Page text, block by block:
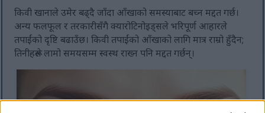
किवी खानाले उमेर बढ्दै जाँदा आँखाको समस्याबाट बच्न मद्दत गर्छ।
अन्य फलफूल र तरकारीसँगै क्यारोटिनोइड्सले भरिपूर्ण आहारले
तपाईंको दृष्टि बढाउँछ। किवी तपाईंको आँखाको लागि मात्र राम्रो हुँदैन;
तिनीहरूले लामो समयसम्म स्वस्थ राख्न पनि मद्दत गर्छन्।